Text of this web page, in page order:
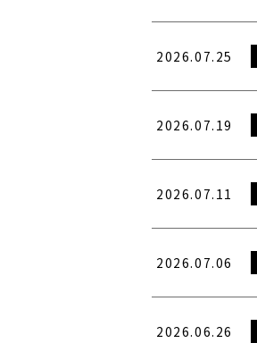
2026.07.25
2026.07.19
2026.07.11
2026.07.06
2026.06.26